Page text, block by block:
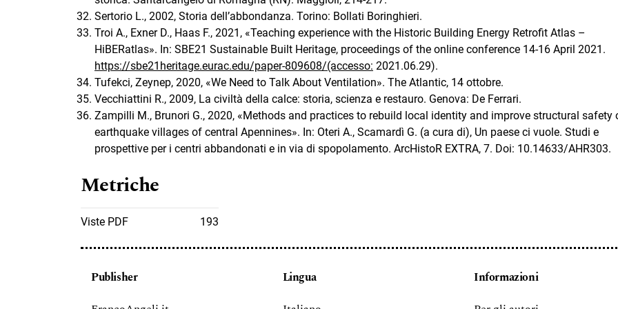
Sertorio L., 2002, Storia dell’abbondanza. Torino: Bollati Boringhieri.
Troi A., Exner D., Haas F., 2021, «Teaching experience with the Historic Building Energy Retrofit Atlas –
HiBERatlas». In: SBE21 Sustainable Built Heritage, proceedings of the online conference 14-16 April 2021.
https://sbe21heritage.eurac.edu/paper-809608/(accesso: 2021.06.29).
Tufekci, Zeynep, 2020, «We Need to Talk About Ventilation». The Atlantic, 14 ottobre.
Vecchiattini R., 2009, La civiltà della calce: storia, scienza e restauro. Genova: De Ferrari.
Zampilli M., Brunori G., 2020, «Methods and practices to rebuild local identity and improve structural safety
earthquake villages of central Apennines». In: Oteri A., Scamardì G. (a cura di), Un paese ci vuole. Studi e
prospettive per i centri abbandonati e in via di spopolamento. ArcHistoR EXTRA, 7. Doi: 10.14633/AHR303.
Metriche
Viste PDF 193
Publisher
Lingua
Informazioni